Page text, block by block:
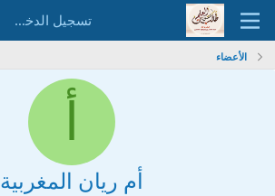
تسجيل الدخول
الأعضاء
أم ريان المغربية